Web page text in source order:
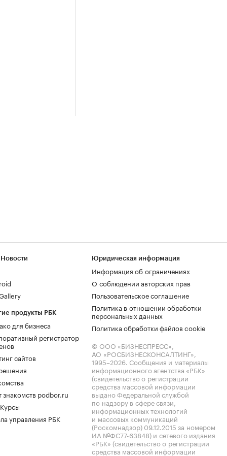
продукты РБК
для бизнеса
регистратор
сайтов
знакомств podbor.ru
управления РБК
Юридическая информация
Информация об ограничениях
О соблюдении авторских прав
Пользовательское соглашение
Политика в отношении обработки
персональных данных
Политика обработки файлов cookie
© ООО «БИЗНЕСПРЕСС»,
АО «РОСБИЗНЕСКОНСАЛТИНГ»,
1995–2026. Сообщения и материалы
информационного агентства «РБК»
(свидетельство о регистрации
средства массовой информации
выдано Федеральной службой
по надзору в сфере связи,
информационных технологий
и массовых коммуникаций
(Роскомнадзор) 09.12.2015 за номером
ИА №ФС77-63848) и сетевого издания
«РБК» (свидетельство о регистрации
средства массовой информации